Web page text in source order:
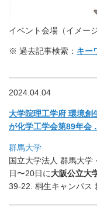
イベント会場（イメージ
※ 過去記事検索： キー
2024.04.04
大学院理工学府 環境創
が化学工学会第89年会
群馬大学
国立大学法人 群馬大学
日〜20日に大阪公立大
39-22. 桐生キャンパス